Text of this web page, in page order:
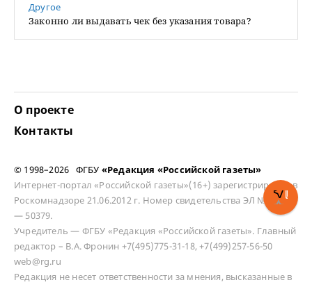
Другое
Законно ли выдавать чек без указания товара?
О проекте
Контакты
© 1998–2026 ФГБУ «Редакция «Российской газеты»
Интернет-портал «Российской газеты»(16+) зарегистрирован в
Роскомнадзоре 21.06.2012 г. Номер свидетельства ЭЛ № ФС 77
— 50379.
Учредитель — ФГБУ «Редакция «Российской газеты». Главный
редактор – В.А. Фронин +7(495)775-31-18, +7(499)257-56-50
web@rg.ru
Редакция не несет ответственности за мнения, высказанные в